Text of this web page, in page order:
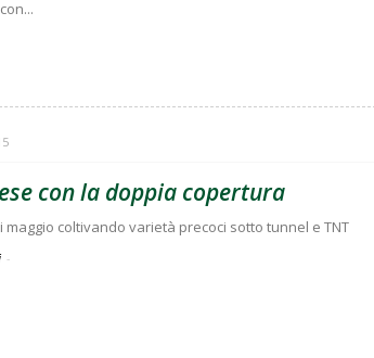
con la doppia copertura
maggio coltivando varietà precoci sotto tunnel e TNT
-